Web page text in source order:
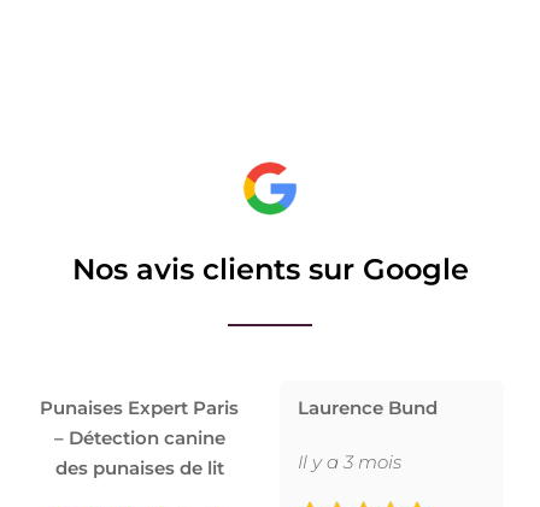
Nos avis clients sur Google
Punaises Expert Paris
– Détection canine
des punaises de lit
Laurence Bund
Il y a 3 mois